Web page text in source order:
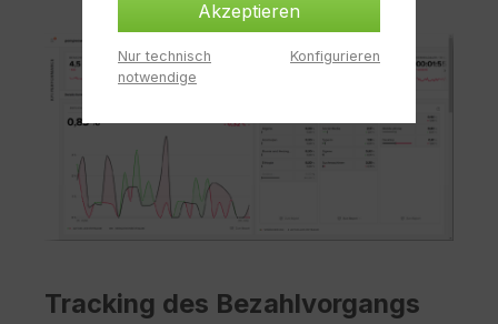
Tracking des Bezahlvorgangs
Akzeptieren
Nur technisch
notwendige
Konfigurieren